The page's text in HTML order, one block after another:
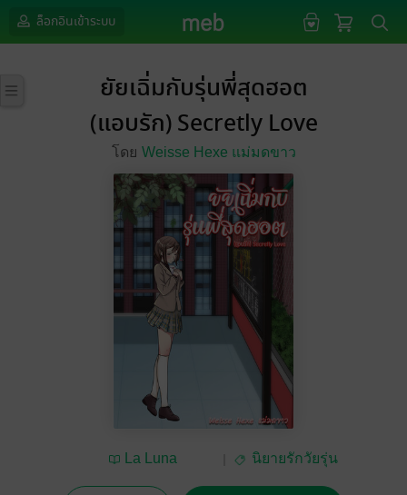
ล็อกอินเข้าระบบ
ยัยเฉิ่มกับรุ่นพี่สุดฮอต
(แอบรัก) Secretly Love
โดย Weisse Hexe แม่มดขาว
La Luna
นิยายรักวัยรุ่น